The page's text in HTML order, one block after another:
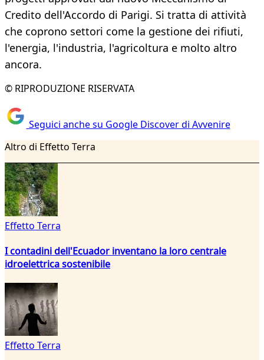
Credito dell'Accordo di Parigi. Si tratta di attività
che coprono settori come la gestione dei rifiuti,
l'energia, l'industria, l'agricoltura e molto altro
ancora.
© RIPRODUZIONE RISERVATA
Seguici anche su Google Discover di Avvenire
Altro di Effetto Terra
Effetto Terra
I contadini dell'Ecuador inventano la loro centrale
idroelettrica sostenibile
Effetto Terra